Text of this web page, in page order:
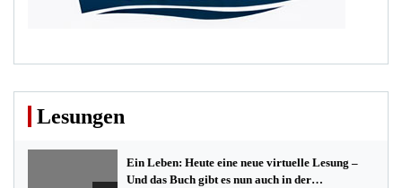
Lesungen
Ein Leben: Heute eine neue virtuelle Lesung –
Und das Buch gibt es nun auch in der